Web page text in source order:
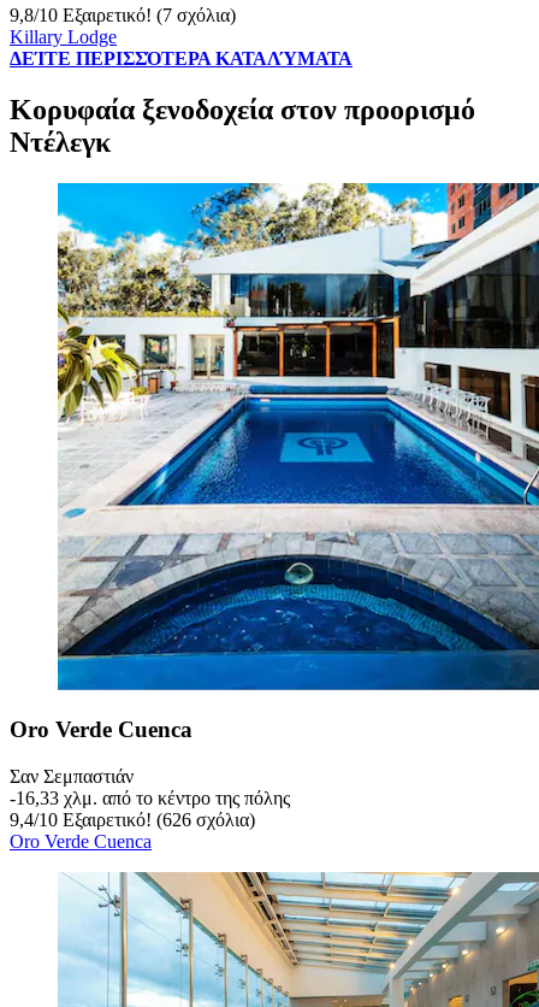
9,8/10 Εξαιρετικό! (7 σχόλια)
Killary Lodge
ΔΕΊΤΕ ΠΕΡΙΣΣΌΤΕΡΑ ΚΑΤΑΛΎΜΑΤΑ
Κορυφαία ξενοδοχεία στον προορισμό
Ντέλεγκ
Oro Verde Cuenca
Σαν Σεμπαστιάν
‐16,33 χλμ. από το κέντρο της πόλης
9,4/10 Εξαιρετικό! (626 σχόλια)
Oro Verde Cuenca